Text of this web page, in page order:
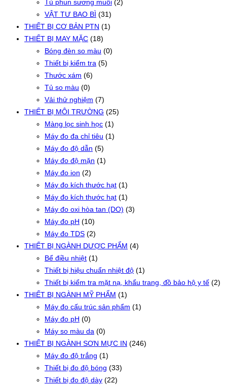
Tủ phun sương muối (2)
VẬT TƯ BAO BÌ (31)
THIẾT BỊ CƠ BẢN PTN (1)
THIẾT BỊ MAY MẶC (18)
Bóng đèn so màu (0)
Thiết bị kiểm tra (5)
Thước xám (6)
Tủ so màu (0)
Vải thử nghiệm (7)
THIẾT BỊ MÔI TRƯỜNG (25)
Màng lọc sinh học (1)
Máy đo đa chỉ tiêu (1)
Máy đo độ dẫn (5)
Máy đo độ mặn (1)
Máy đo ion (2)
Máy đo kích thước hạt (1)
Máy đo kích thước hạt (1)
Máy đo oxi hòa tan (DO) (3)
Máy đo pH (10)
Máy đo TDS (2)
THIẾT BỊ NGÀNH DƯỢC PHẨM (4)
Bể điều nhiệt (1)
Thiết bị hiệu chuẩn nhiệt độ (1)
Thiết bị kiểm tra mặt nạ, khẩu trang, đồ bảo hộ y tế (2)
THIẾT BỊ NGÀNH MỸ PHẨM (1)
Máy đo cấu trúc sản phẩm (1)
Máy đo pH (0)
Máy so màu da (0)
THIẾT BỊ NGÀNH SƠN MỰC IN (246)
Máy đo độ trắng (1)
Thiết bị đo độ bóng (33)
Thiết bị đo độ dày (22)